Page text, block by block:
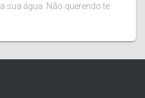
sua água. Não querendo te